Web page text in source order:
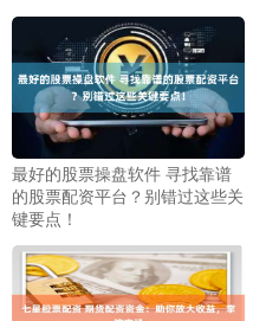
最好的股票操盘软件 寻找靠谱
的股票配资平台？别错过这些关
键要点！